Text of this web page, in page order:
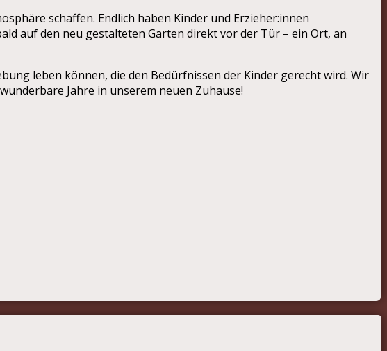
schaffen. Endlich haben Kinder und Erzieher:innen
auf den neu gestalteten Garten direkt vor der Tür – ein Ort, an
leben können, die den Bedürfnissen der Kinder gerecht wird. Wir
Jahre in unserem neuen Zuhause!